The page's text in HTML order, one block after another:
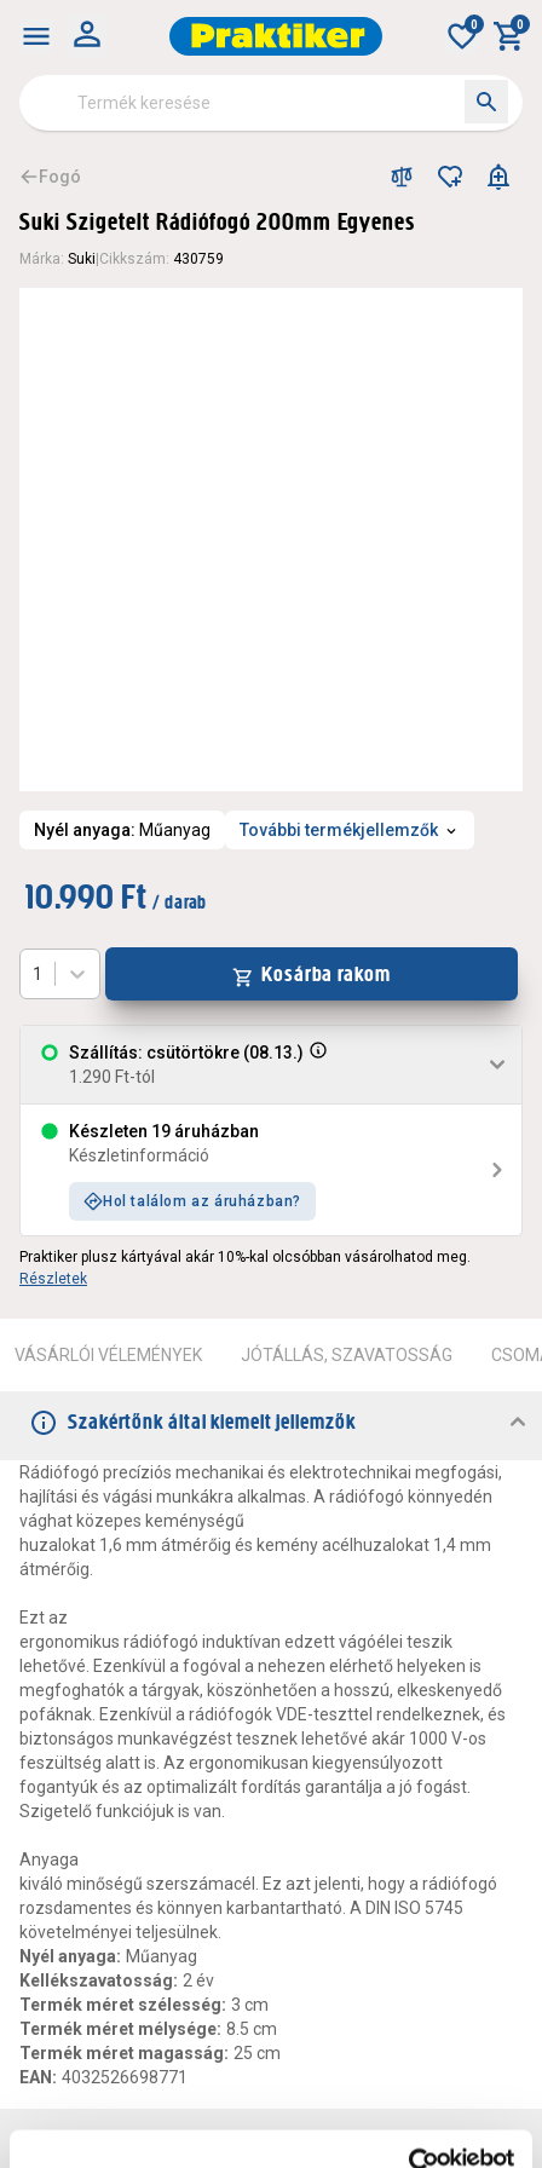
0 0
Fogó
Suki Szigetelt Rádiófogó 200mm Egyenes
Márka: Suki Cikkszám: 430759
Nyél anyaga: Műanyag További termékjellemzők
10.990 Ft / darab
Szállítás: csütörtökre (08.13.)
1.290 Ft-tól
Készleten 19 áruházban
Készletinformáció
Hol találom az áruházban?
1 Kosárba rakom
Praktiker plusz kártyával akár 10%-kal olcsóbban vásárolhatod meg.
Részletek
VÁSÁRLÓI VÉLEMÉNYEK JÓTÁLLÁS, SZAVATOSSÁG
Szakértőnk által kiemelt jellemzők
Rádiófogó precíziós mechanikai és elektrotechnikai megfogási,
hajlítási és vágási munkákra alkalmas. A rádiófogó könnyedén
vághat közepes keménységű
huzalokat 1,6 mm átmérőig és kemény acélhuzalokat 1,4 mm
átmérőig.
Ezt az
ergonomikus rádiófogó induktívan edzett vágóélei teszik
lehetővé. Ezenkívül a fogóval a nehezen elérhető helyeken is
megfoghatók a tárgyak, köszönhetően a hosszú, elkeskenyedő
pofáknak. Ezenkívül a rádiófogók VDE-teszttel rendelkeznek, és
biztonságos munkavégzést tesznek lehetővé akár 1000 V-os
feszültség alatt is. Az ergonomikusan kiegyensúlyozott
fogantyúk és az optimalizált fordítás garantálja a jó fogást.
Szigetelő funkciójuk is van.
Anyaga
kiváló minőségű szerszámacél. Ez azt jelenti, hogy a rádiófogó
rozsdamentes és könnyen karbantartható. A DIN ISO 5745
követelményei teljesülnek.
Nyél anyaga: Műanyag
Kellékszavatosság: 2 év
Termék méret szélesség: 3 cm
Termék méret mélysége: 8.5 cm
Termék méret magasság: 25 cm
EAN : 4032526698771